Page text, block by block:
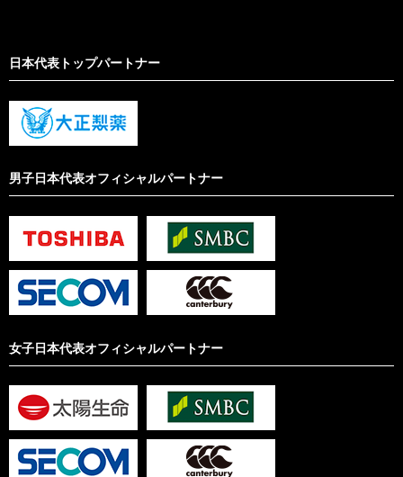
日本代表トップパートナー
男子日本代表オフィシャルパートナー
女子日本代表オフィシャルパートナー